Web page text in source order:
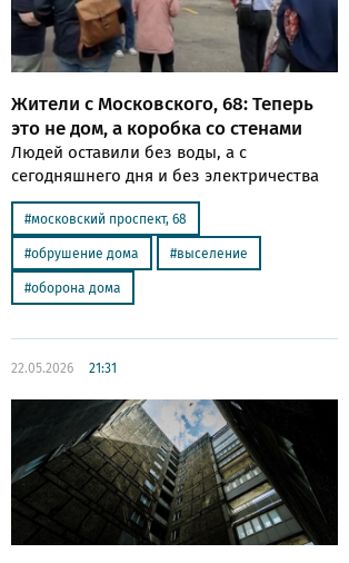
Жители с Московского, 68: Теперь
это не дом, а коробка со стенами
Людей оставили без воды, а с
сегодняшнего дня и без электричества
московский проспект, 68
обрушение дома выселение
оборона дома
22.05.2026 21:31